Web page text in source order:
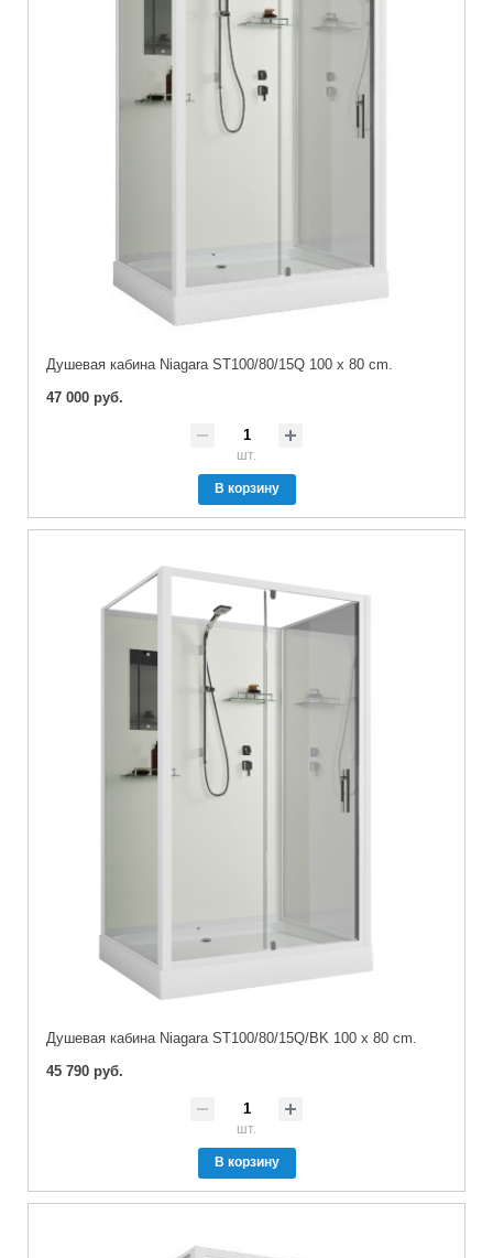
Душевая кабина Niagara ST100/80/15Q 100 x 80 cm.
47 000 руб.
шт.
В корзину
Душевая кабина Niagara ST100/80/15Q/BK 100 x 80 cm.
45 790 руб.
шт.
В корзину